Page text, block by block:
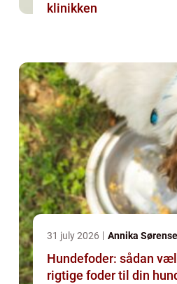
klinikken
31 july 2026 Annika
Hundefoder: sådan
rigtige foder til din